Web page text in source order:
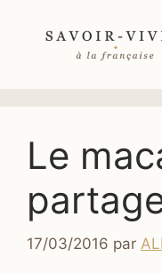
Le
17/03/2016 par